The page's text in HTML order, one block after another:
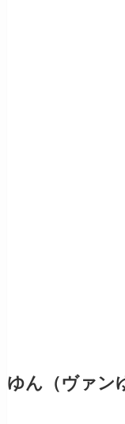
ゆん（ヴァン